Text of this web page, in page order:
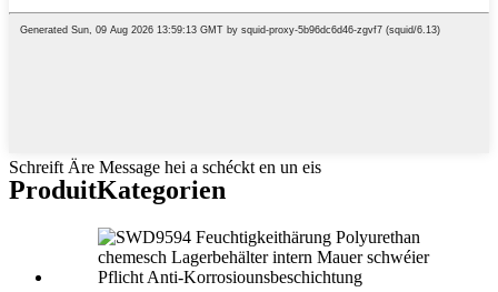
Schreift Äre Message hei a schéckt en un eis
ProduitKategorien